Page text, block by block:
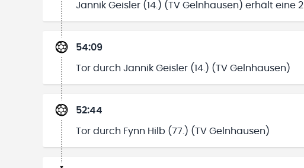
Jannik Geisler (14.) (TV Gelnhausen) erhält eine
54:09
Tor durch Jannik Geisler (14.) (TV Gelnhausen)
52:44
Tor durch Fynn Hilb (77.) (TV Gelnhausen)